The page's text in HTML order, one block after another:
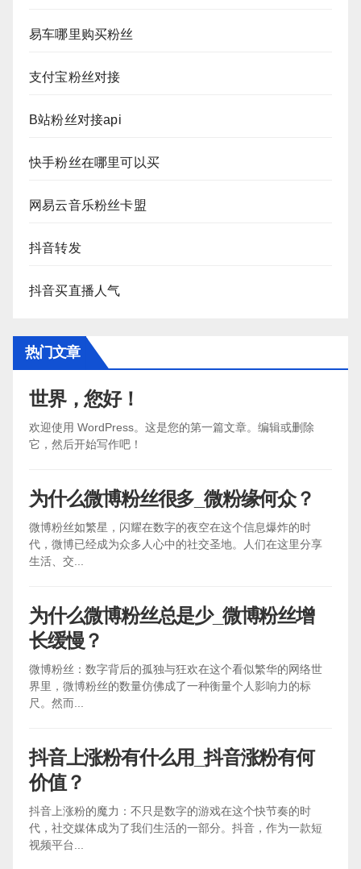
易车哪里购买粉丝
支付宝粉丝对接
B站粉丝对接api
快手粉丝在哪里可以买
网易云音乐粉丝卡盟
抖音转发
抖音买直播人气
热门文章
世界，您好！
欢迎使用 WordPress。这是您的第一篇文章。编辑或删除
它，然后开始写作吧！
为什么微博粉丝很多_微粉缘何众？
微博粉丝如繁星，闪耀在数字的夜空在这个信息爆炸的时
代，微博已经成为众多人心中的社交圣地。人们在这里分享
生活、交...
为什么微博粉丝总是少_微博粉丝增
长缓慢？
微博粉丝：数字背后的孤独与狂欢在这个看似繁华的网络世
界里，微博粉丝的数量仿佛成了一种衡量个人影响力的标
尺。然而...
抖音上涨粉有什么用_抖音涨粉有何
价值？
抖音上涨粉的魔力：不只是数字的游戏在这个快节奏的时
代，社交媒体成为了我们生活的一部分。抖音，作为一款短
视频平台...